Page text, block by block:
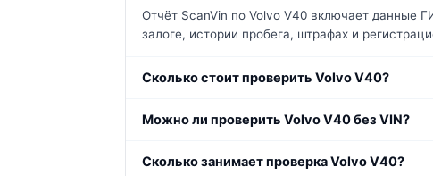
Отчёт ScanVin по Volvo V40 включает данные
залоге, истории пробега, штрафах и
Сколько стоит проверить Volvo V40?
Можно ли проверить Volvo V40 без VIN?
Сколько занимает проверка Volvo V40?